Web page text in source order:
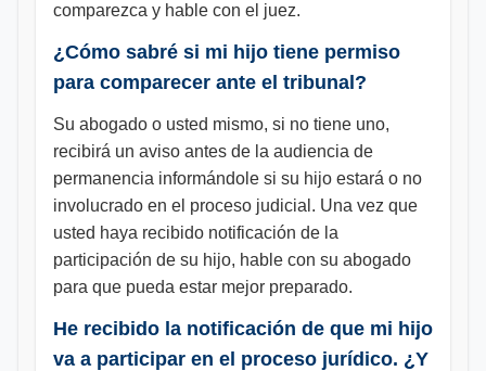
comparezca y hable con el juez.
¿Cómo sabré si mi hijo tiene permiso
para comparecer ante el tribunal?
Su abogado o usted mismo, si no tiene uno,
recibirá un aviso antes de la audiencia de
permanencia informándole si su hijo estará o no
involucrado en el proceso judicial. Una vez que
usted haya recibido notificación de la
participación de su hijo, hable con su abogado
para que pueda estar mejor preparado.
He recibido la notificación de que mi hijo
va a participar en el proceso jurídico. ¿Y